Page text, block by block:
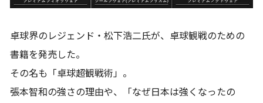
卓球界のレジェンド・松下浩二氏が、卓球観戦のための
書籍を発売した。
その名も「卓球超観戦術」。
張本智和の強さの理由や、「なぜ日本は強くなったの